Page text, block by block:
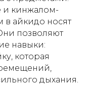
и кинжалом-
в айкидо носят
позволяют
навыки:
которая
дыхания.